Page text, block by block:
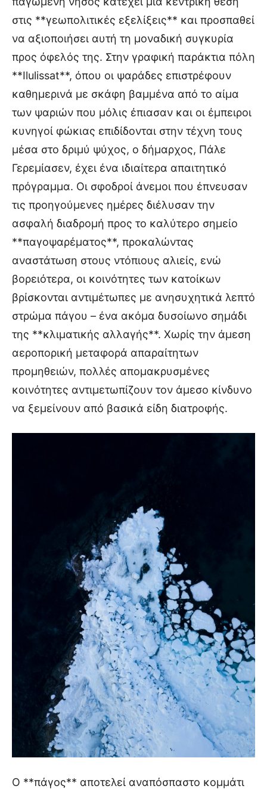
στις **γεωπολιτικές εξελίξεις** και προσπαθεί
να αξιοποιήσει αυτή τη μοναδική συγκυρία
προς όφελός της. Στην γραφική παράκτια πόλη
**Ilulissat**, όπου οι ψαράδες επιστρέφουν
καθημερινά με σκάφη βαμμένα από το αίμα
των ψαριών που μόλις έπιασαν και οι έμπειροι
κυνηγοί φώκιας επιδίδονται στην τέχνη τους
μέσα στο δριμύ ψύχος, ο δήμαρχος, Πάλε
Γερεμίασεν, έχει ένα ιδιαίτερα απαιτητικό
πρόγραμμα. Οι σφοδροί άνεμοι που έπνευσαν
τις προηγούμενες ημέρες διέλυσαν την
ασφαλή διαδρομή προς το καλύτερο σημείο
**παγοψαρέματος**, προκαλώντας
αναστάτωση στους ντόπιους αλιείς, ενώ
βορειότερα, οι κοινότητες των κατοίκων
βρίσκονται αντιμέτωπες με ανησυχητικά λεπτό
στρώμα πάγου – ένα ακόμα δυσοίωνο σημάδι
της **κλιματικής αλλαγής**. Χωρίς την άμεση
αεροπορική μεταφορά απαραίτητων
προμηθειών, πολλές απομακρυσμένες
κοινότητες αντιμετωπίζουν τον άμεσο κίνδυνο
να ξεμείνουν από βασικά είδη διατροφής.
Ο **πάγος** αποτελεί αναπόσπαστο κομμάτι